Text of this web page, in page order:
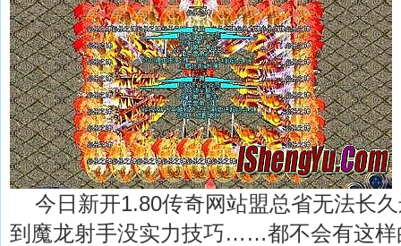
今日新开1.80传奇网站盟总省无法长
到魔龙射手没实力技巧……都不会有这样